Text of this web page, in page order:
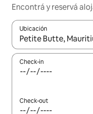
Encontrá y reservá
Ubicación
Cuando los resultados
Check-in
Check-out